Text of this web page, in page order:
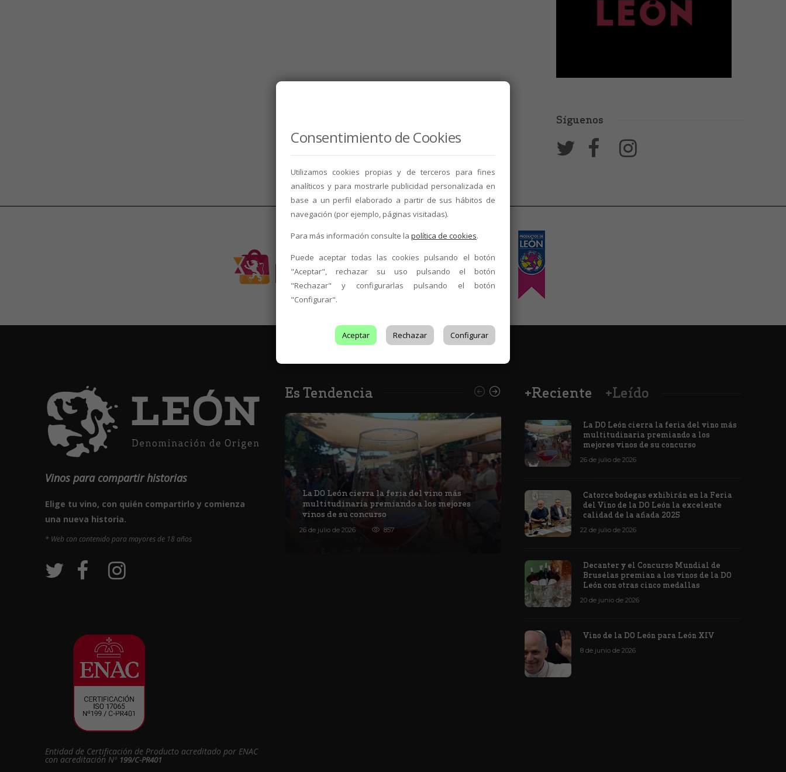
Síguenos
Vinos para compartir historias
Elige tu vino, con quién compartirlo y comienza
una nueva historia.
* Web con contenido para mayores de 18 años
Entidad de Certificación de Producto acreditado por ENAC
con acreditación Nº 199/C-PR401
Es Tendencia
La DO León cierra la feria del vino más
multitudinaria premiando a los mejores
vinos de su concurso
26 de julio de 2026 857
Vino de la DO León para León XIV
8 de junio de 2026 1176
+Reciente +Leído
La DO León cierra la feria del vino más
multitudinaria premiando a los
mejores vinos de su concurso
26 de julio de 2026
Catorce bodegas exhibirán en la Feria
del Vino de la DO León la excelente
calidad de la añada 2025
22 de julio de 2026
Decanter y el Concurso Mundial de
Bruselas premian a los vinos de la DO
León con otras cinco medallas
20 de junio de 2026
Vino de la DO León para León XIV
8 de junio de 2026
Consentimiento de Cookies
Utilizamos cookies propias y de terceros para fines
analíticos y para mostrarle publicidad personalizada en
base a un perfil elaborado a partir de sus hábitos de
navegación (por ejemplo, páginas visitadas).
Para más información consulte la política de cookies.
Puede aceptar todas las cookies pulsando el botón
"Aceptar", rechazar su uso pulsando el botón
"Rechazar" y configurarlas pulsando el botón
"Configurar".
Aceptar Rechazar Configurar